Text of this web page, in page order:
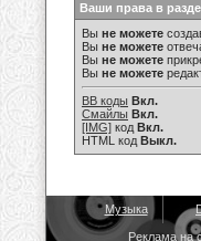
Ваши права в
Вы не можете
Вы не можете
Вы не можете
Вы не можете
BB коды Вкл.
Смайлы Вкл.
[IMG] код Вкл.
HTML код Выкл.
Музыка
Реклама на